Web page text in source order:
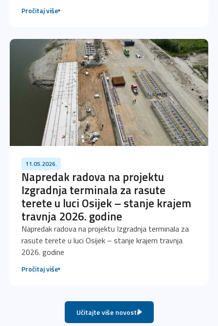
Pročitaj više
11.05.2026.
Napredak radova na projektu
Izgradnja terminala za rasute
terete u luci Osijek – stanje krajem
travnja 2026. godine
Napredak radova na projektu Izgradnja terminala za
rasute terete u luci Osijek – stanje krajem travnja
2026. godine
Pročitaj više
Učitajte više novosti